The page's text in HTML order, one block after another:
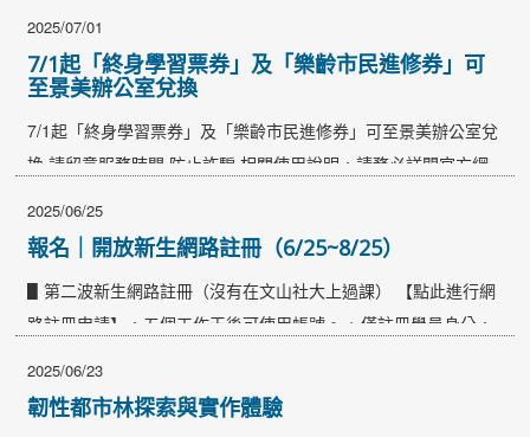
2025/07/01
7/1起「終身學習票券」及「樂齡市民進修券」可
至景美辦公室兌換
7/1起「終身學習票券」及「樂齡市民進修券」可至景美辦公室兌
換 請留意服務時間 防止詐騙 相關使用說明，請務必詳閱官方網
learning-voucher.com/faq 教育局--樂齡市民進修券 :
https://www.taipei-seniorcitizens-learning-voucher.com/faq…
2025/06/25
報名｜開放新生網路註冊（6/25~8/25）
▋第二波新生網路註冊（沒有在文山社大上過課） 【點此進行網
路註冊申請】，五個工作天後可使用帳號。 ※ 僅註冊學員身分，
攜帶證件與現金在服務時間內臨櫃辦理。 ※ 網路註冊開放申請時
間：114/6/25~8/25。
2025/06/23
韌性都市林探索與實作體驗